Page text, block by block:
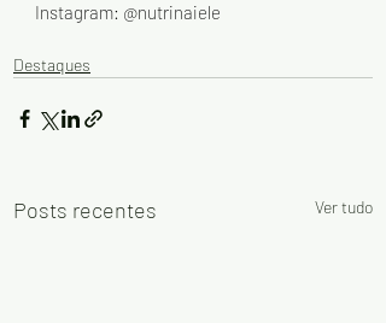
Instagram: @nutrinaiele
Destaques
Posts recentes Ver tudo